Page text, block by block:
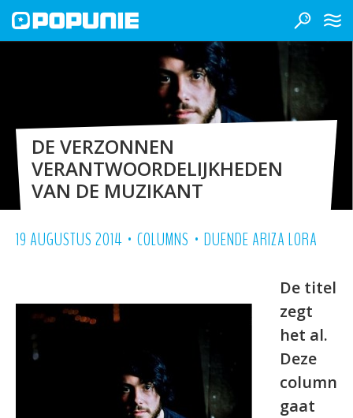
DE VERZONNEN
VERANTWOORDELIJKHEDEN
VAN DE MUZIKANT
19 AUGUSTUS 2014 • COLUMNS • DUENDE ARIZA LORA
De titel
zegt
het al.
Deze
column
gaat